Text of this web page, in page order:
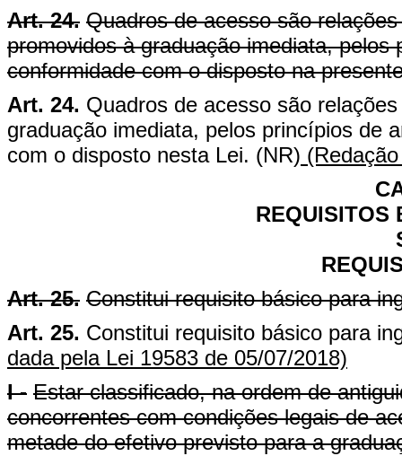
Art. 24. Quadros de acesso são
promovidos à graduação imediata,
conformidade com o disposto na
Art. 24. Quadros de acesso são
graduação imediata, pelos princípios de
com o disposto nesta Lei. (NR)
REQUISITOS
Art. 25. Constitui requisito básico para
Art. 25. Constitui requisito básico para
dada pela Lei 19583 de 05/07/2018)
I - Estar classificado, na ordem de
concorrentes com condições legais de
metade do efetivo previsto para a